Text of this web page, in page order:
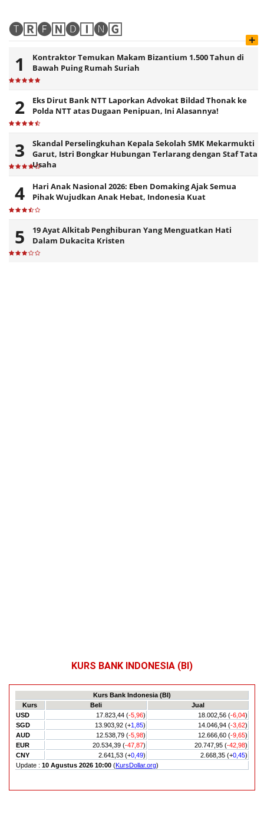
🅣🅁🅔🄽🅓🄸🅝🄶
+
Kontraktor Temukan Makam Bizantium 1.500 Tahun di
Bawah Puing Rumah Suriah
Eks Dirut Bank NTT Laporkan Advokat Bildad Thonak ke
Polda NTT atas Dugaan Penipuan, Ini Alasannya!
Skandal Perselingkuhan Kepala Sekolah SMK Mekarmukti
Garut, Istri Bongkar Hubungan Terlarang dengan Staf Tata
Usaha
Hari Anak Nasional 2026: Eben Domaking Ajak Semua
Pihak Wujudkan Anak Hebat, Indonesia Kuat
19 Ayat Alkitab Penghiburan Yang Menguatkan Hati
Dalam Dukacita Kristen
KURS BANK INDONESIA (BI)